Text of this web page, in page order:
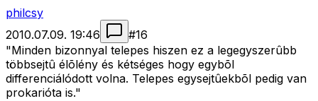
philcsy
2010.07.09. 19:46
#16
"Minden bizonnyal telepes hiszen ez a legegyszerûbb
többsejtû élõlény és kétséges hogy egybõl
differenciálódott volna. Telepes egysejtûekbõl pedig van
prokarióta is."